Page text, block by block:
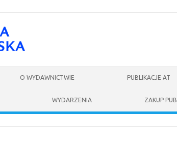
O WYDAWNICTWIE PUBLIKACJE AT
WYDARZENIA ZAKUP